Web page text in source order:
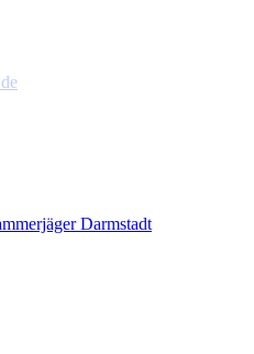
Darmstadt